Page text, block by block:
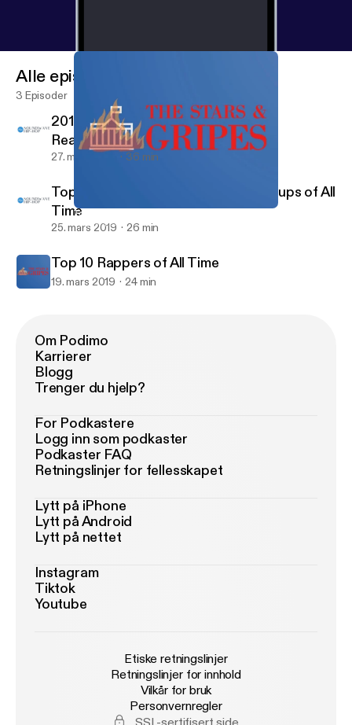
Top 10 Rappers of All Time
The Stars & Gripes
Alle episoder
3 Episoder
2019 XXL Freshman List Candidates
Reaction
27. mars 2019 36 min
Top 10 Rap Albums & Top 5 Rap Groups of All
Time
25. mars 2019 26 min
Top 10 Rappers of All Time
19. mars 2019 24 min
Om Podimo
Karrierer
Blogg
Trenger du hjelp?
For Podkastere
Logg inn som podkaster
Podkaster FAQ
Retningslinjer for fellesskapet
Lytt på iPhone
Lytt på Android
Lytt på nettet
Instagram
Tiktok
Youtube
Etiske retningslinjer
Retningslinjer for innhold
Vilkår for bruk
Personvernregler